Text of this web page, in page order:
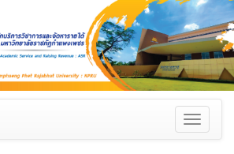
Toggle